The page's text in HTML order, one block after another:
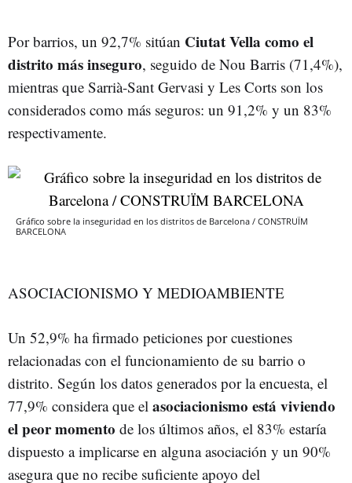
Por barrios, un 92,7% sitúan Ciutat Vella como el
distrito más inseguro, seguido de Nou Barris (71,4%),
mientras que Sarrià-Sant Gervasi y Les Corts son los
considerados como más seguros: un 91,2% y un 83%
respectivamente.
Gráfico sobre la inseguridad en los distritos de Barcelona / CONSTRUÏM
BARCELONA
ASOCIACIONISMO Y MEDIOAMBIENTE
Un 52,9% ha firmado peticiones por cuestiones
relacionadas con el funcionamiento de su barrio o
distrito. Según los datos generados por la encuesta, el
77,9% considera que el asociacionismo está viviendo
el peor momento de los últimos años, el 83% estaría
dispuesto a implicarse en alguna asociación y un 90%
asegura que no recibe suficiente apoyo del